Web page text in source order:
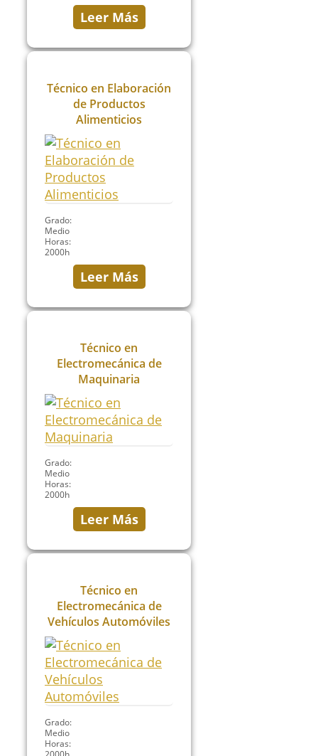
Leer Más
Técnico en Elaboración
de Productos
Alimenticios
Grado:
Medio
Horas:
2000h
Leer Más
Técnico en
Electromecánica de
Maquinaria
Grado:
Medio
Horas:
2000h
Leer Más
Técnico en
Electromecánica de
Vehículos Automóviles
Grado:
Medio
Horas: